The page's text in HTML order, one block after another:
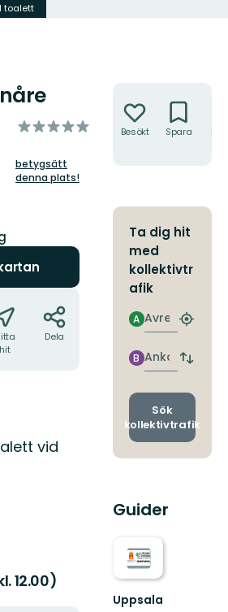
toalett
av
stjärnor
betygsätt
denna plats!
hit
Dela
vid
12.00)
Besökt Spara
Ta dig hit
med
kollektivtr
afik
Avresa
A
Hitta
Ankomst
B
Byt
och
Sök
kollektivtrafik
Guider
Uppsala